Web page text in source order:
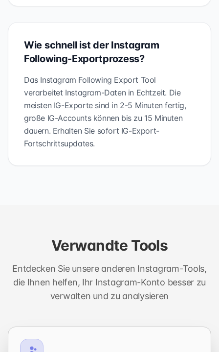
Wie schnell ist der Instagram
Following-Exportprozess?
Das Instagram Following Export Tool
verarbeitet Instagram-Daten in Echtzeit. Die
meisten IG-Exporte sind in 2-5 Minuten fertig,
große IG-Accounts können bis zu 15 Minuten
dauern. Erhalten Sie sofort IG-Export-
Fortschrittsupdates.
Verwandte Tools
Entdecken Sie unsere anderen Instagram-Tools,
die Ihnen helfen, Ihr Instagram-Konto besser zu
verwalten und zu analysieren